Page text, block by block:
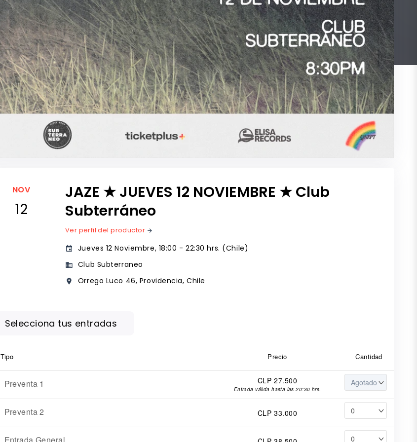
NOV
12
JAZE ★ JUEVES 12 NOVIEMBRE ★ Club
Subterráneo
Ver perfil del productor arrow_forward
event Jueves 12 Noviembre, 18:00 - 22:30 hrs. (Chile)
business Club Subterraneo
place Orrego Luco 46, Providencia, Chile
Selecciona tus entradas
Tipo Precio Cantidad
Preventa 1 CLP 27.500
Entrada válida hasta las 20:30 hrs.
Preventa 2 CLP 33.000